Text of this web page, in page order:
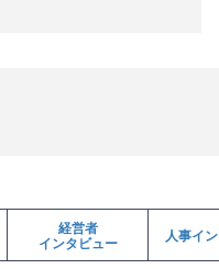
経営者
インタビュー 人事イ